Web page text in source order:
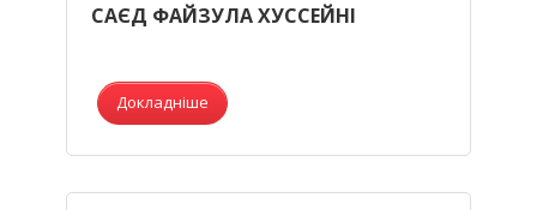
САЄД ФАЙЗУЛА ХУССЕЙНІ
Докладніше